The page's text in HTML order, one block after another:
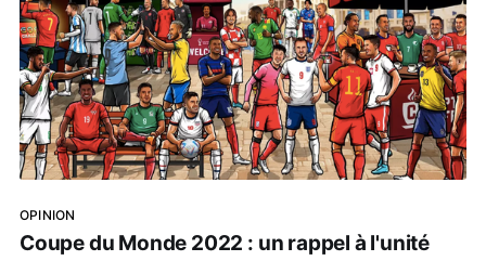
OPINION
Coupe du Monde 2022 : un rappel à l'unité